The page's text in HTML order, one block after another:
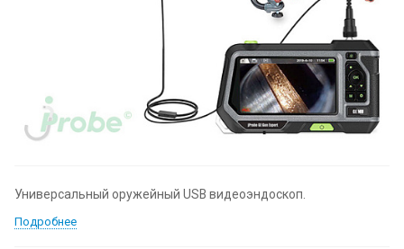
Универсальный оружейный USB видеоэндоскоп.
Подробнее